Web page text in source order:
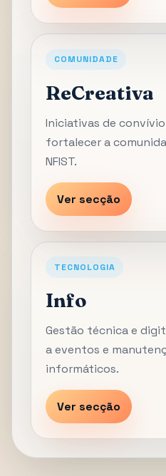
COMUNIDADE
ReCreativa
Iniciativas de
fortalecer a
NFIST.
Ver secção
TECNOLOGIA
Info
Gestão técnica e
a eventos e
informáticos.
Ver secção